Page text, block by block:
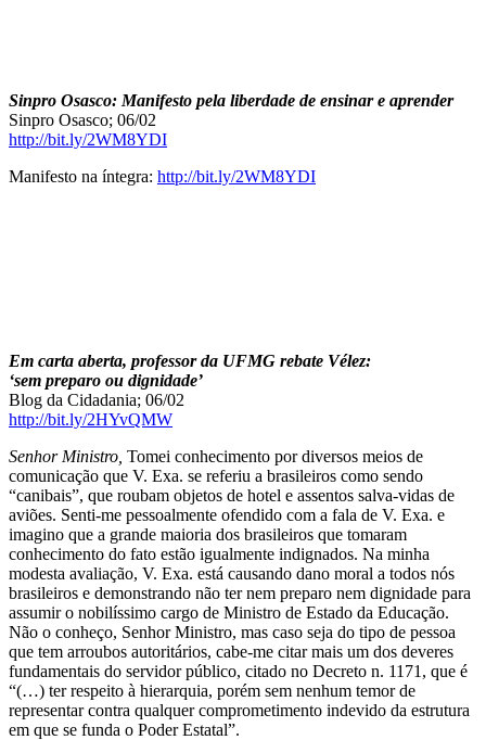
Sinpro Osasco: Manifesto pela liberdade de ensinar e aprender
Sinpro Osasco; 06/02
http://bit.ly/2WM8YDI
Manifesto na íntegra: http://bit.ly/2WM8YDI
Em carta aberta, professor da UFMG rebate Vélez:
‘sem preparo ou dignidade’
Blog da Cidadania; 06/02
http://bit.ly/2HYvQMW
Senhor Ministro, Tomei conhecimento por diversos meios de
comunicação que V. Exa. se referiu a brasileiros como sendo
“canibais”, que roubam objetos de hotel e assentos salva-vidas de
aviões. Senti-me pessoalmente ofendido com a fala de V. Exa. e
imagino que a grande maioria dos brasileiros que tomaram
conhecimento do fato estão igualmente indignados. Na minha
modesta avaliação, V. Exa. está causando dano moral a todos nós
brasileiros e demonstrando não ter nem preparo nem dignidade para
assumir o nobilíssimo cargo de Ministro de Estado da Educação.
Não o conheço, Senhor Ministro, mas caso seja do tipo de pessoa
que tem arroubos autoritários, cabe-me citar mais um dos deveres
fundamentais do servidor público, citado no Decreto n. 1171, que é
“(…) ter respeito à hierarquia, porém sem nenhum temor de
representar contra qualquer comprometimento indevido da estrutura
em que se funda o Poder Estatal”.